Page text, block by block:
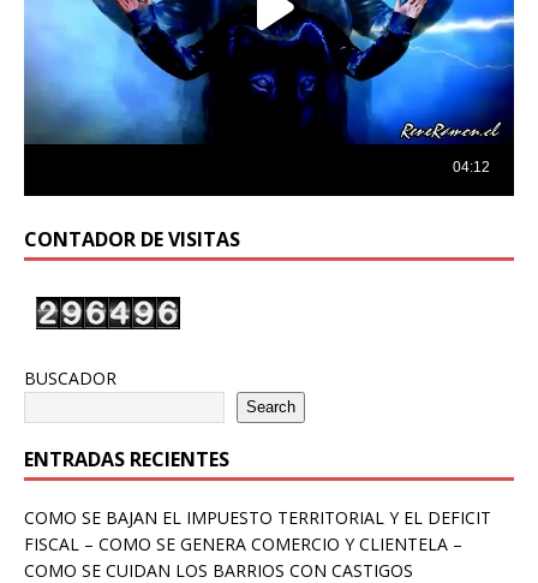
CONTADOR DE VISITAS
BUSCADOR
Search
ENTRADAS RECIENTES
COMO SE BAJAN EL IMPUESTO TERRITORIAL Y EL DEFICIT
FISCAL – COMO SE GENERA COMERCIO Y CLIENTELA –
COMO SE CUIDAN LOS BARRIOS CON CASTIGOS